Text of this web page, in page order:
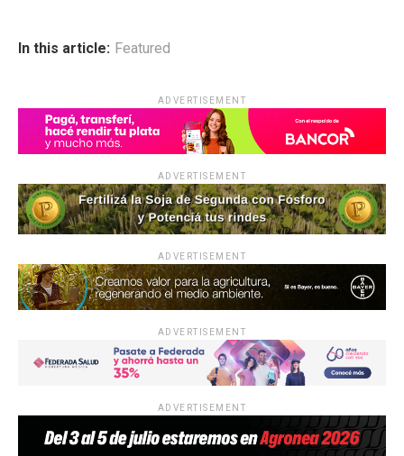
ce
o
k
at
p
p
ke
ar
tir
In this article: Featured
ADVERTISEMENT
ADVERTISEMENT
ADVERTISEMENT
ADVERTISEMENT
ADVERTISEMENT